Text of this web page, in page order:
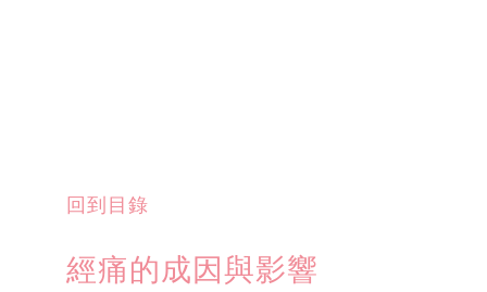
回到目錄
經痛的成因與影響